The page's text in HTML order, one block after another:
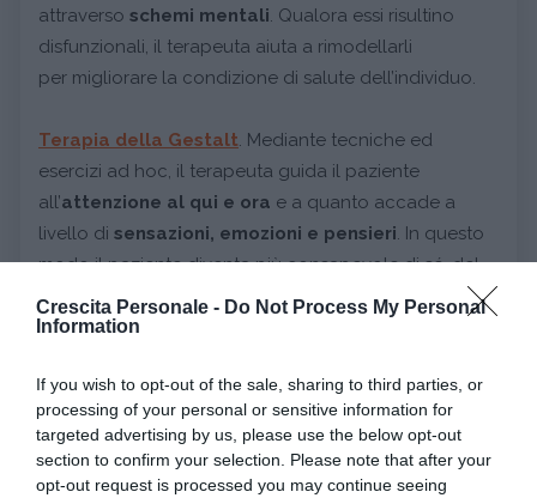
Crescita Personale - Do Not Process My Personal
Information
If you wish to opt-out of the sale, sharing to third parties, or
processing of your personal or sensitive information for
targeted advertising by us, please use the below opt-out
section to confirm your selection. Please note that after your
opt-out request is processed you may continue seeing
attraverso schemi mentali. Qualora essi risultino
disfunzionali, il terapeuta aiuta a rimodellarli
per migliorare la condizione di salute dell’individuo.
Terapia della Gestalt. Mediante tecniche ed
esercizi ad hoc, il terapeuta guida il paziente
all’attenzione al qui e ora e a quanto accade a
livello di sensazioni, emozioni e pensieri. In questo
modo il paziente diventa più consapevole di sé, del
proprio vissuto e della propria autonomia su di esso.
annoverare tantissime altre realtà, tra cui laterapia
integrata(che integra i presupposti di cognitivismo,
Gestalt e neuroscienze), quella
breve e strategica
quelle di stampopsicosomatico e bioenergetico